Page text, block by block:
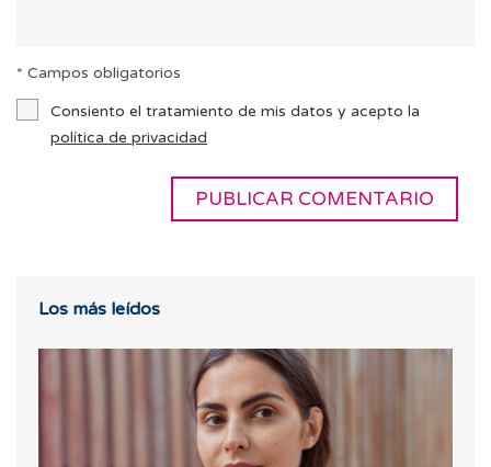
* Campos obligatorios
Consiento el tratamiento de mis datos y acepto la
política de privacidad
Los más leídos